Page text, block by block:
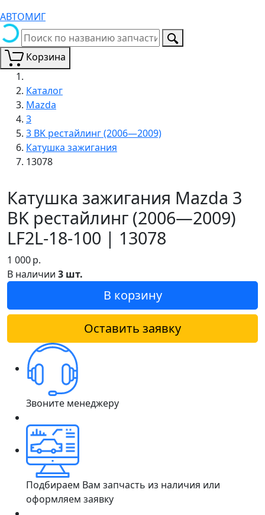
АВТОМИГ
Корзина
Каталог
Mazda
3
3 BK рестайлинг (2006—2009)
Катушка зажигания
13078
Катушка зажигания Mazda 3
BK рестайлинг (2006—2009)
LF2L-18-100 | 13078
1 000р.
В наличии 3 шт.
В корзину
Оставить заявку
Звоните менеджеру
Подбираем Вам запчасть из наличия или
оформляем заявку